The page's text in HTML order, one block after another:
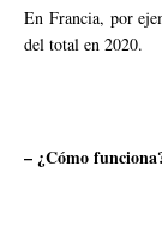
En Francia, por
del total en 2020.
– ¿Cómo